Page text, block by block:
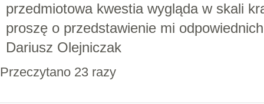
przedmiotowa kwestia wygląda w skali
proszę o przedstawienie mi
Dariusz Olejniczak
Przeczytano 23 razy